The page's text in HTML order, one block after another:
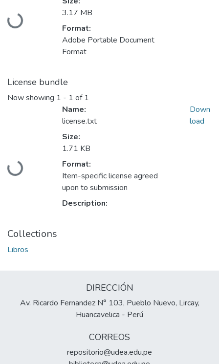
Loading...
3.17 MB
Format:
Adobe Portable Document
Format
License bundle
Now showing 1 - 1 of 1
Loading...
Name:
license.txt
Size:
1.71 KB
Format:
Item-specific license agreed
upon to submission
Description:
Down
load
Collections
Libros
DIRECCIÓN
Av. Ricardo Fernandez N° 103, Pueblo Nuevo, Lircay,
Huancavelica - Perú
CORREOS
repositorio@udea.edu.pe